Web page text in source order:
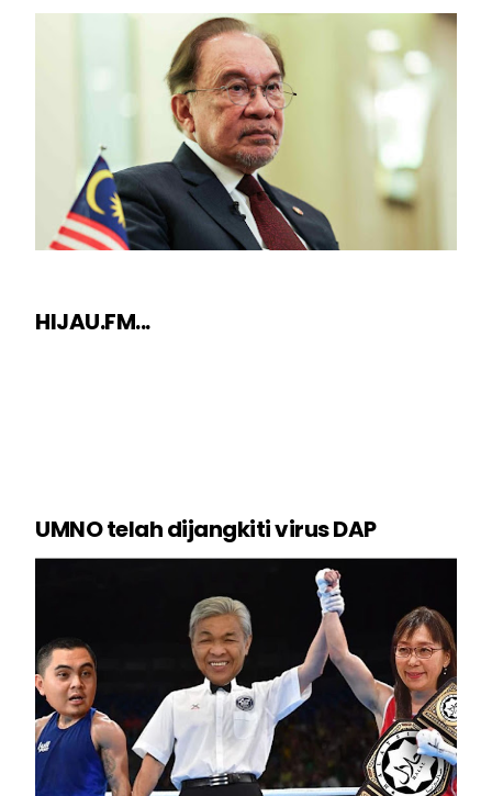
HIJAU.FM...
UMNO telah dijangkiti virus DAP